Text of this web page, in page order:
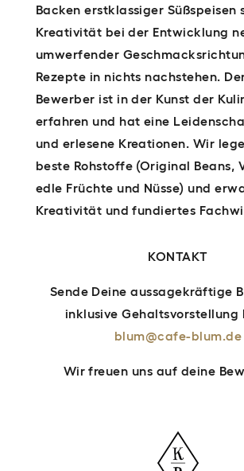
Backen erstklassiger Süßspeisen
Kreativität bei der Entwicklung
umwerfender
Rezepte in nichts nachstehen.
Bewerber ist in der Kunst der
erfahren und hat eine
und erlesene Kreationen. Wir
beste Rohstoffe (Original Beans,
edle Früchte und Nüsse) und
Kreativität und fundiertes
KONTAKT
Sende Deine aussagekräftige
inklusive
blum@cafe-blum.de
Wir freuen uns auf deine